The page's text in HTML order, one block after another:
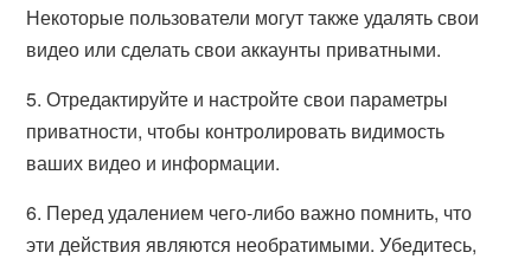
Некоторые пользователи могут также удалять свои
видео или сделать свои аккаунты приватными.
5. Отредактируйте и настройте свои параметры
приватности, чтобы контролировать видимость
ваших видео и информации.
6. Перед удалением чего-либо важно помнить, что
эти действия являются необратимыми. Убедитесь,